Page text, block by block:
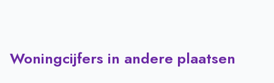
Woningcijfers in andere plaatsen